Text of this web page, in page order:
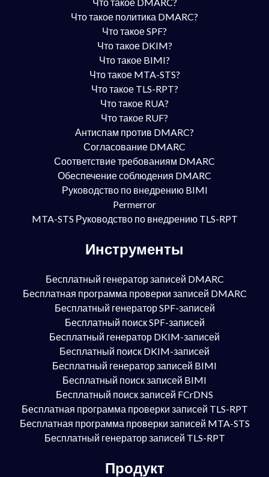
Что такое политика DMARC?
Что такое SPF?
Что такое DKIM?
Что такое BIMI?
Что такое MTA-STS?
Что такое TLS-RPT?
Что такое RUA?
Что такое RUF?
Антиспам против DMARC?
Согласование DMARC
Соответствие требованиям DMARC
Обеспечение соблюдения DMARC
Руководство по внедрению BIMI
Permerror
MTA-STS Руководство по внедрению TLS-RPT
Инструменты
Бесплатный генератор записей DMARC
Бесплатная программа проверки записей DMARC
Бесплатный генератор SPF-записей
Бесплатный поиск SPF-записей
Бесплатный генератор DKIM-записей
Бесплатный поиск DKIM-записей
Бесплатный генератор записей BIMI
Бесплатный поиск записей BIMI
Бесплатный поиск записей FCrDNS
Бесплатная программа проверки записей TLS-RPT
Бесплатная программа проверки записей MTA-STS
Бесплатный генератор записей TLS-RPT
Продукт